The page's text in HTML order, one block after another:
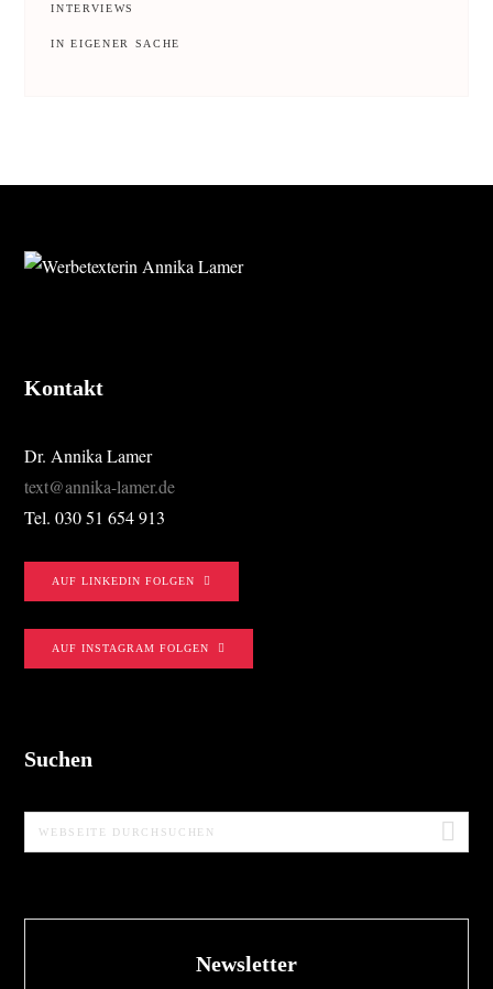
INTERVIEWS
IN EIGENER SACHE
FOOTER
Kontakt
Dr. Annika Lamer
text@annika-lamer.de
Tel. 030 51 654 913
AUF LINKEDIN FOLGEN
AUF INSTAGRAM FOLGEN
Suchen
Webseite
durchsuchen
Newsletter